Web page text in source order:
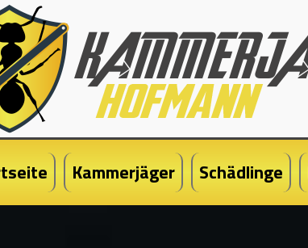
Kammerjäger Schädlinge